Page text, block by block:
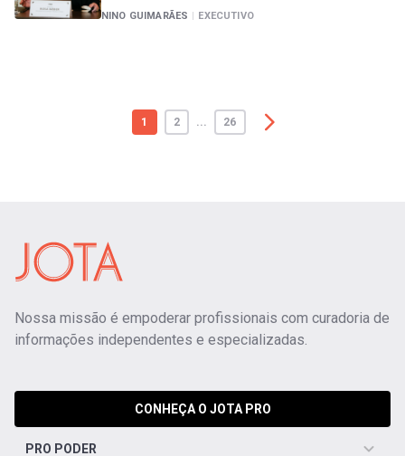
NINO GUIMARÃES | EXECUTIVO
1 2 ... 26
Nossa missão é empoderar profissionais com curadoria de
informações independentes e especializadas.
CONHEÇA O JOTA PRO
PRO PODER